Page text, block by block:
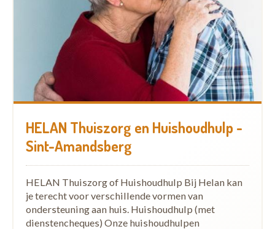
HELAN Thuiszorg en Huishoudhulp -
Sint-Amandsberg
HELAN Thuiszorg of Huishoudhulp Bij Helan kan
je terecht voor verschillende vormen van
ondersteuning aan huis. Huishoudhulp (met
dienstencheques) Onze huishoudhulpen